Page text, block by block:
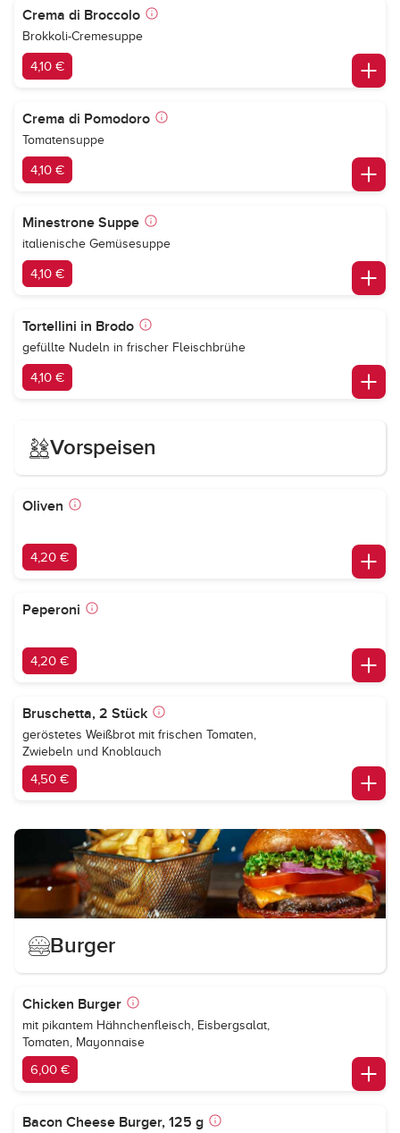
Crema di Broccolo
Brokkoli-Cremesuppe
4,10 €
Crema di Pomodoro
Tomatensuppe
4,10 €
Minestrone Suppe
italienische Gemüsesuppe
4,10 €
Tortellini in Brodo
gefüllte Nudeln in frischer Fleischbrühe
4,10 €
Vorspeisen
Oliven
4,20 €
Peperoni
4,20 €
Bruschetta, 2 Stück
geröstetes Weißbrot mit frischen Tomaten,
Zwiebeln und Knoblauch
4,50 €
Burger
Chicken Burger
mit pikantem Hähnchenfleisch, Eisbergsalat,
Tomaten, Mayonnaise
6,00 €
Bacon Cheese Burger, 125 g